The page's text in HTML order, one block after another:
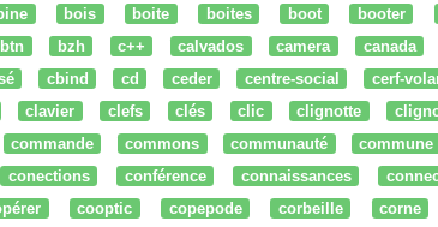
bois boite boites boot booter
btn bzh c++ calvados camera canada
cbind cd ceder centre-social cerf-
clavier clefs clés clic clignotte
commande commons communauté commune
conections conférence connaissances
cooptic copepode corbeille corne